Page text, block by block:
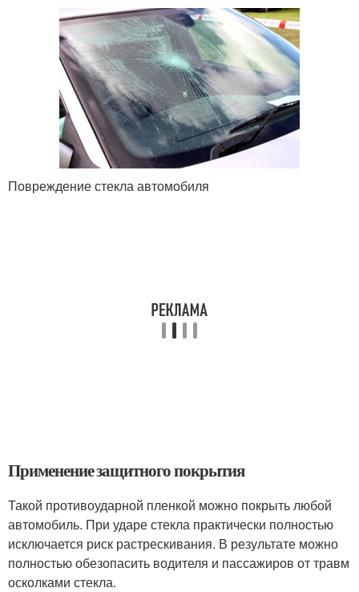
Повреждение стекла автомобиля
Применение защитного покрытия
Такой противоударной пленкой можно покрыть любой
автомобиль. При ударе стекла практически полностью
исключается риск растрескивания. В результате можно
полностью обезопасить водителя и пассажиров от травм
осколками стекла.